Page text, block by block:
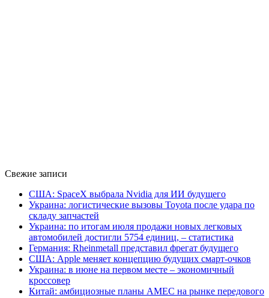
Свежие записи
США: SpaceX выбрала Nvidia для ИИ будущего
Украина: логистические вызовы Toyota после удара по
складу запчастей
Украина: по итогам июля продажи новых легковых
автомобилей достигли 5754 единиц, – статистика
Германия: Rheinmetall представил фрегат будущего
США: Apple меняет концепцию будущих смарт-очков
Украина: в июне на первом месте – экономичный
кроссовер
Китай: амбициозные планы AMEC на рынке передового